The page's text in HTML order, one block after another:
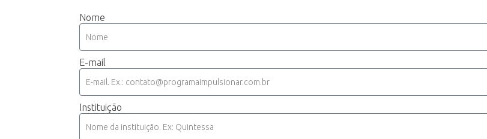
Nome
E-mail
Instituição